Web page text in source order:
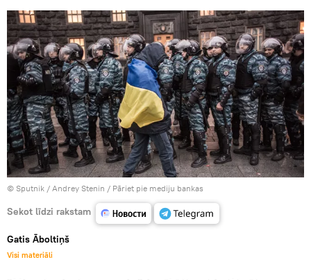
© Sputnik / Andrey Stenin / Pāriet pie mediju bankas
Sekot līdzi rakstam
Gatis Āboltiņš
Visi materiāli